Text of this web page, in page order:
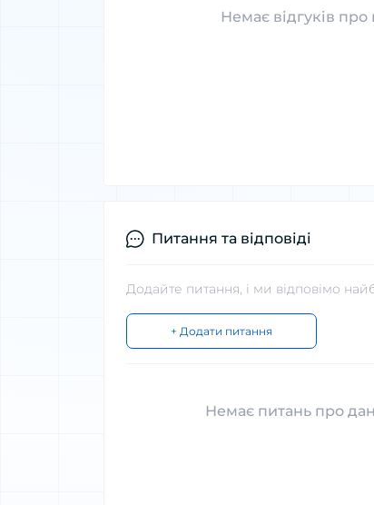
Немає відгуків
Питання та відповіді
Додайте питання, і ми відповімо
+ Додати питання
Немає питань про